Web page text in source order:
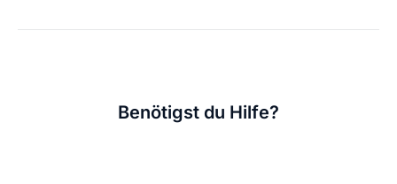
Benötigst du Hilfe?